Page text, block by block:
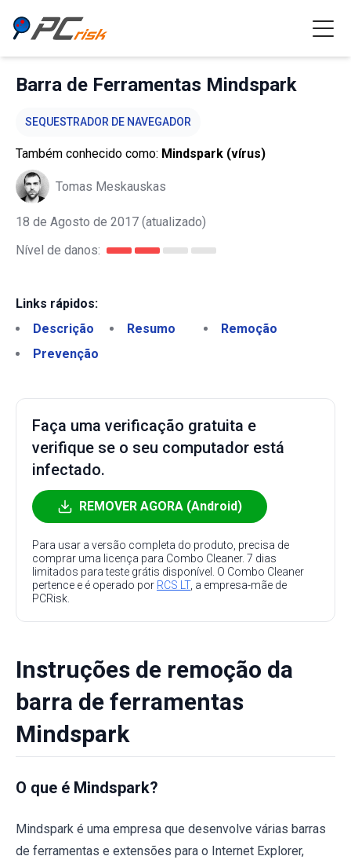
Barra de Ferramentas Mindspark
SEQUESTRADOR DE NAVEGADOR
Também conhecido como: Mindspark (vírus)
Tomas Meskauskas
18 de Agosto de 2017 (atualizado)
Nível de danos:
Links rápidos:
Descrição
Resumo
Remoção
Prevenção
Faça uma verificação gratuita e
verifique se o seu computador está
infectado.
REMOVER AGORA (Android)
Para usar a versão completa do produto, precisa de
comprar uma licença para Combo Cleaner. 7 dias
limitados para teste grátis disponível. O Combo Cleaner
pertence e é operado por RCS LT, a empresa-mãe de
PCRisk.
Instruções de remoção da
barra de ferramentas
Mindspark
O que é Mindspark?
Mindspark é uma empresa que desenvolve várias barras
de ferramentas e extensões para o Internet Explorer,